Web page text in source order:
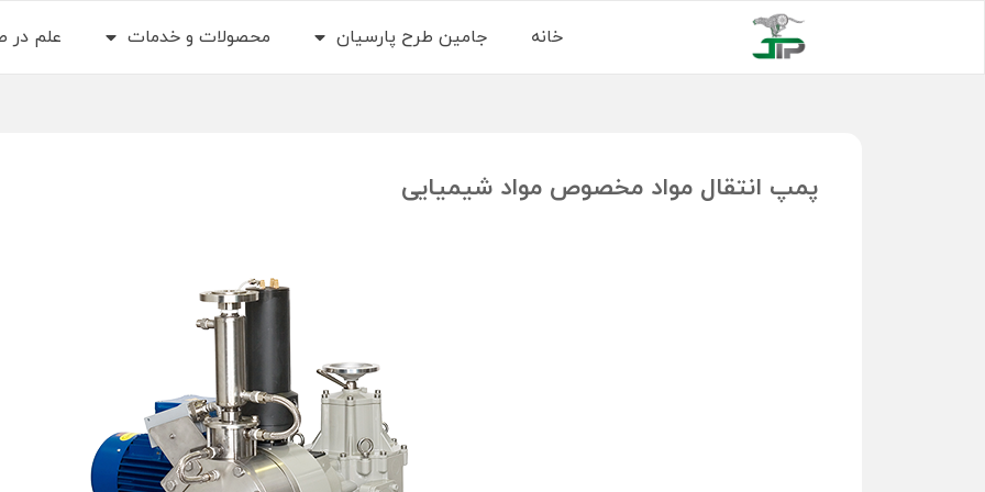
خانه جامین طرح پارسیان محصولات و خدمات علم در
پمپ انتقال مواد مخصوص مواد شیمیایی